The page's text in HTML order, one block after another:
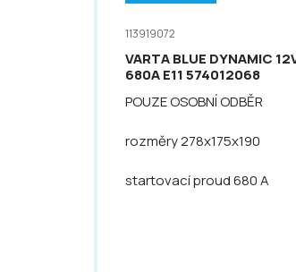
113919072
VARTA BLUE DYNAMIC
680A E11 574012068
POUZE OSOBNÍ ODBĚR
rozměry 278x175x190
startovací proud 680 A